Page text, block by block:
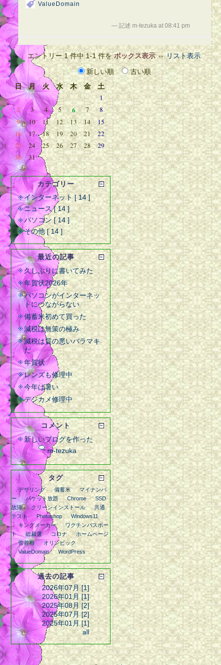
ValueDomain
— 記述 m-tezuka at 08:41 pm
エントリー 1 件中 1-1 件を ボックス表示⇔リスト表示
新しい順
古い順
日 月 火 水 木 金 土
1
2
3 4 5 6 7
8
9
10 11 12 13 14
15
16
17 18 19 20 21
22
23
24 25 26 27 28
29
30
31
カテゴリー
インターネット [ 14 ]
ニュース [ 14 ]
パソコン [ 14 ]
その他 [ 14 ]
最近の記事
久しぶりに書いてみた
年賀状2026年
パソコンがインターネッ
トにつながらない
備蓄米初めて買った
減税は無策の極み
減税は質の悪いバラマキ
だ
年賀状
レンズも修理中
今年は暑い
デジカメ修理中
コメント
新しいブログを作った
m-tezuka
タグ
デザリング 備蓄米
マイナンバ
ー
パケット放題 Chrome
SSD
故障
クリーンインストール
共通
テスト
Photoshop
Windows11
キングメーカー
ワクチンパスポー
ト
総裁選 コロナ
ホームページ
菅首相
オリンピック
ValueDomain
WordPress
過去の記事
2026年07月 [1]
2026年01月 [1]
2025年08月 [2]
2025年07月 [2]
2025年01月 [1]
all